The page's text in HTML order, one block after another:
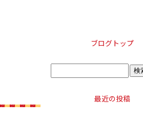
ブログトップ
最近の投稿